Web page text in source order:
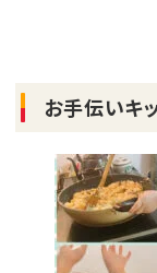
お手伝いキ